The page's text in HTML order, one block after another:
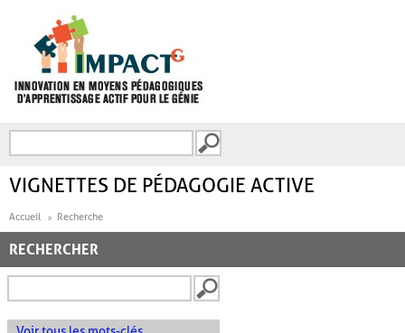
FORMULAIRE DE
VIGNETTES DE PÉDAGOGIE ACTIVE
Accueil Recherche
RECHERCHER